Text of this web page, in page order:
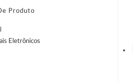
Produto
Eletrônicos